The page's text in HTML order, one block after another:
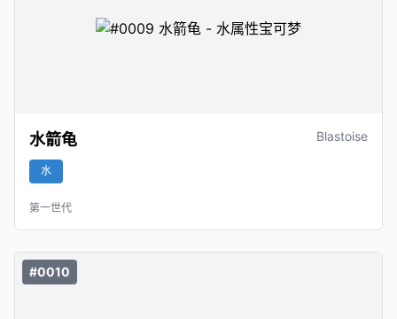
水箭龟 Blastoise
水
第一世代
#0010